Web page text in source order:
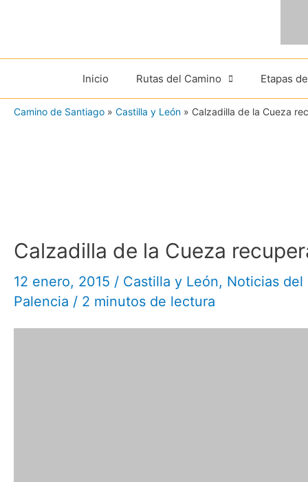
contenido
Inicio Rutas del Camino Etapas
Camino de Santiago » Castilla y León » Calzadilla de la Cueza
Calzadilla de la Cueza
12 enero, 2015 / Castilla y León, Noticias del
Palencia / 2 minutos de lectura